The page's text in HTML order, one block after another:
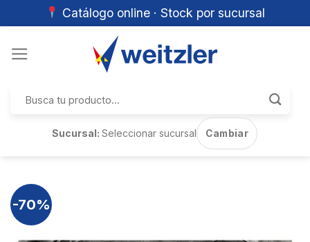
Catálogo online · Stock por sucursal
por:
Sucursal:Seleccionar sucursal Cambiar
-70%